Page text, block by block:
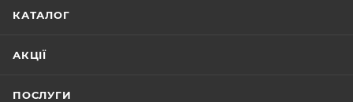
КАТАЛОГ
АКЦІЇ
ПОСЛУГИ